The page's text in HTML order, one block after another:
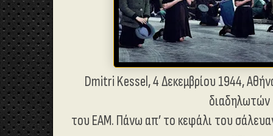
Dmitri Kessel, 4 Δεκεμβρίου 1944,
διαδηλωτών
του ΕΑΜ. Πάνω απ’ το κεφάλι του